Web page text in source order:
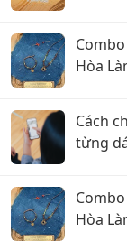
Hòa
Cách
từng
Hòa